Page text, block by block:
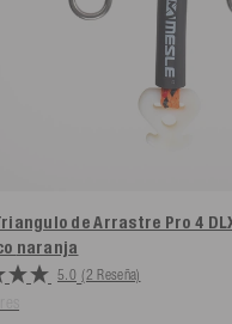
de Arrastre Pro 4
naranja
5.0 (2 Reseña)